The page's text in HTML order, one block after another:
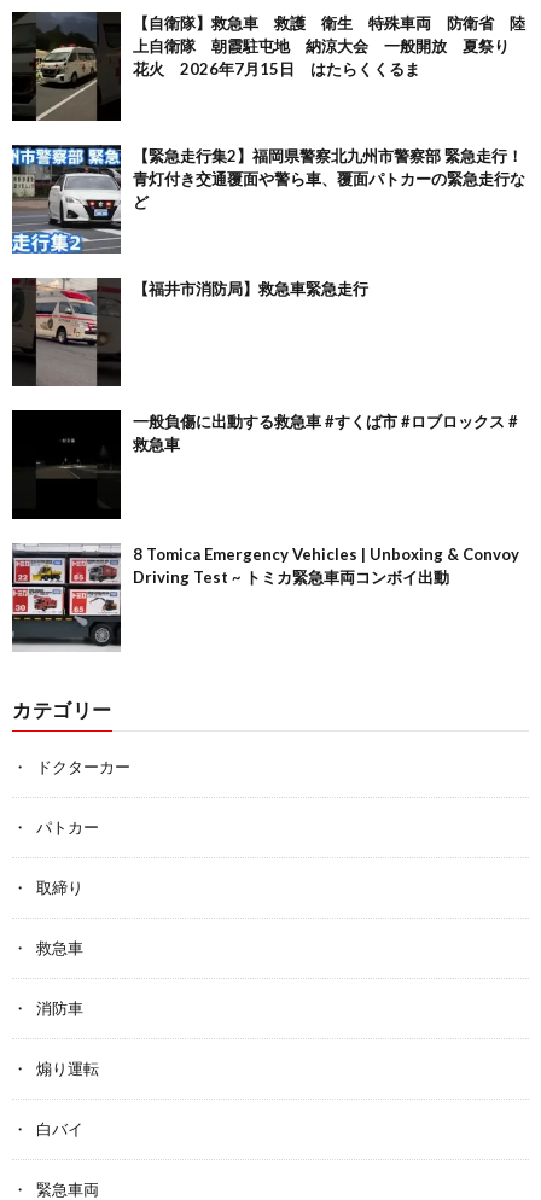
【自衛隊】救急車 救護 衛生 特殊車両 防衛省 陸
上自衛隊 朝霞駐屯地 納涼大会 一般開放 夏祭り
花火 2026年7月15日 はたらくくるま
【緊急走行集2】福岡県警察北九州市警察部 緊急走行！
青灯付き交通覆面や警ら車、覆面パトカーの緊急走行な
ど
【福井市消防局】救急車緊急走行
一般負傷に出動する救急車 #すくば市 #ロブロックス #
救急車
8 Tomica Emergency Vehicles | Unboxing & Convoy
Driving Test ~ トミカ緊急車両コンボイ出動
カテゴリー
ドクターカー
パトカー
取締り
救急車
消防車
煽り運転
白バイ
緊急車両